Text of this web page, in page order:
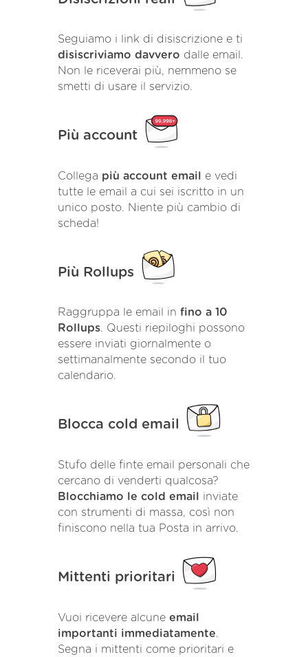
Seguiamo i link di disiscrizione e ti
disiscriviamo davvero dalle email.
Non le riceverai più, nemmeno se
smetti di usare il servizio.
Più account
Collega più account email
e vedi
tutte le email a cui sei iscritto in un
unico posto. Niente più cambio di
scheda!
Più Rollups
Raggruppa le email in fino a 10
Rollups. Questi riepiloghi possono
essere inviati giornalmente o
settimanalmente secondo il tuo
calendario.
Blocca cold email
Stufo delle finte email personali che
cercano di venderti qualcosa?
Blocchiamo le cold email
inviate
con strumenti di massa, così non
finiscono nella tua Posta in arrivo.
Mittenti prioritari
Vuoi ricevere alcune email
importanti immediatamente.
Segna i mittenti come prioritari e